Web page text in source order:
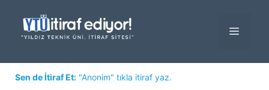
MENÜ
Sen de İtiraf Et: "Anonim" tıkla itiraf yaz.